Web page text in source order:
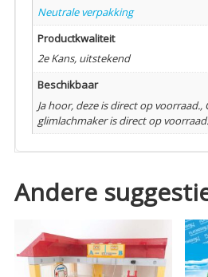
Neutrale verpakking
Productkwaliteit
2e Kans, uitstekend
Beschikbaar
Ja hoor, deze is direct op voorraad.,
glimlachmaker is direct op voorraad.
Andere